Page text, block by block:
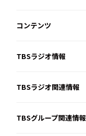
コンテンツ
TBSラジオ情報
TBSラジオ関連情報
TBSグループ関連情報